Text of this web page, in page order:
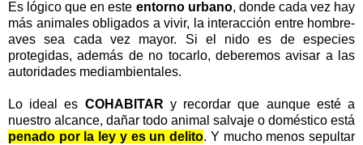
Es lógico que en este entorno urbano, donde cada vez hay
más animales obligados a vivir, la interacción entre hombre-
aves sea cada vez mayor. Si el nido es de especies
protegidas, además de no tocarlo, deberemos avisar a las
autoridades mediambientales.
Lo ideal es COHABITAR y recordar que aunque esté a
nuestro alcance, dañar todo animal salvaje o doméstico está
penado por la ley y es un delito. Y mucho menos sepultar